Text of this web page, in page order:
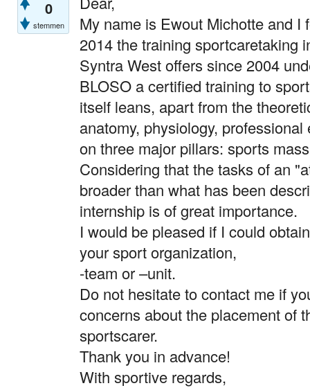
0
stemmen
My name is Ewout Michotte and I
2014 the training sportcaretaking
Syntra West offers since 2004
BLOSO a certified training to
itself leans, apart from the
anatomy, physiology,
on three major pillars: sports
Considering that the tasks of an
broader than what has been
internship is of great importance.
I would be pleased if I could
your sport organization,
-team or –unit.
Do not hesitate to contact me if
concerns about the placement of
sportscarer.
Thank you in advance!
With sportive regards,